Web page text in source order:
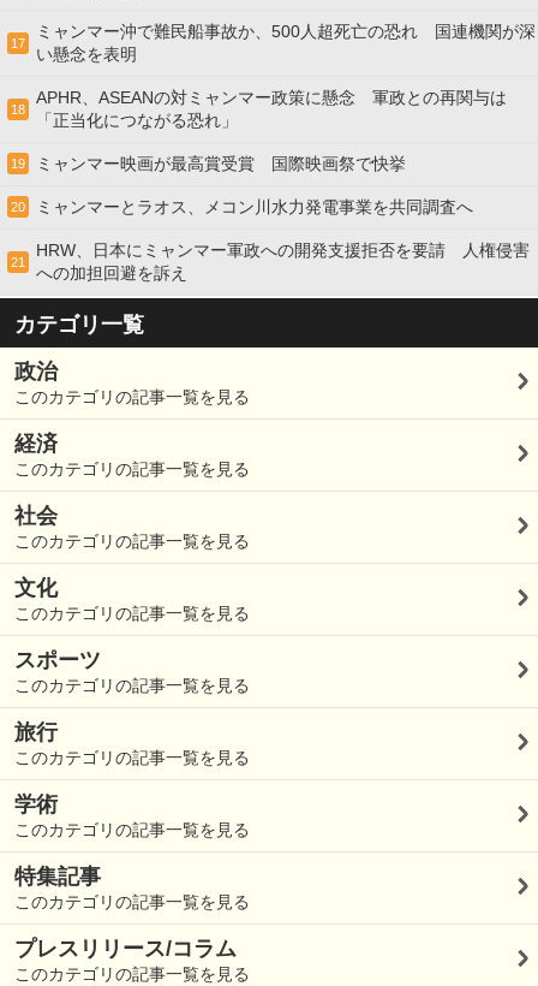
17
ミャンマー沖で難民船事故か、500人超死亡の恐れ 国連機関が深
い懸念を表明
18
APHR、ASEANの対ミャンマー政策に懸念 軍政との再関与は
「正当化につながる恐れ」
19 ミャンマー映画が最高賞受賞 国際映画祭で快挙
20 ミャンマーとラオス、メコン川水力発電事業を共同調査へ
21
HRW、日本にミャンマー軍政への開発支援拒否を要請 人権侵害
への加担回避を訴え
カテゴリ一覧
政治
このカテゴリの記事一覧を見る
経済
このカテゴリの記事一覧を見る
社会
このカテゴリの記事一覧を見る
文化
このカテゴリの記事一覧を見る
スポーツ
このカテゴリの記事一覧を見る
旅行
このカテゴリの記事一覧を見る
学術
このカテゴリの記事一覧を見る
特集記事
このカテゴリの記事一覧を見る
プレスリリース/コラム
このカテゴリの記事一覧を見る